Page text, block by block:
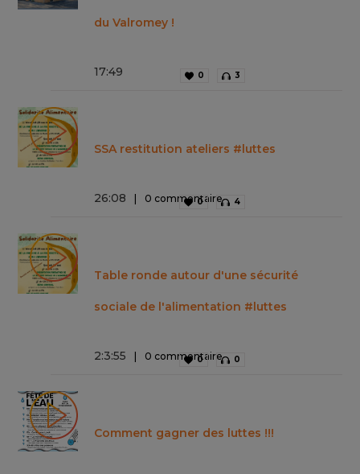
du Valromey !
17:49 0 3
SSA restitution ateliers #luttes
26:08 0 commentaire
0 4
Table ronde autour d'une sécurité
sociale de l'alimentation #luttes
2:3:55 0 commentaire
0 0
Comment gagner des luttes !!!